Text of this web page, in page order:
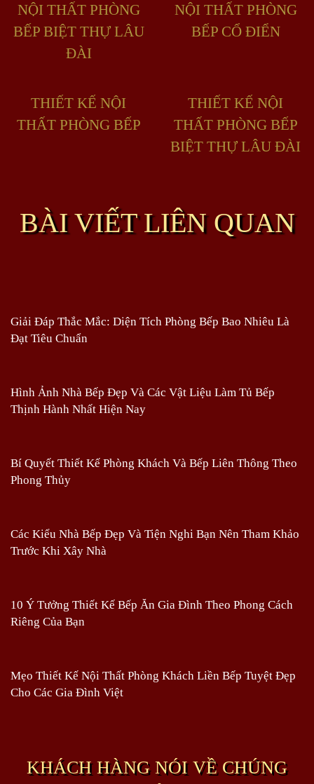
NỘI THẤT PHÒNG
BẾP BIỆT THỰ LÂU
ĐÀI
NỘI THẤT PHÒNG
BẾP CỔ ĐIỂN
THIẾT KẾ NỘI
THẤT PHÒNG BẾP
THIẾT KẾ NỘI
THẤT PHÒNG BẾP
BIỆT THỰ LÂU ĐÀI
BÀI VIẾT LIÊN QUAN
Giải Đáp Thắc Mắc: Diện Tích Phòng Bếp Bao Nhiêu Là
Đạt Tiêu Chuẩn
Hình Ảnh Nhà Bếp Đẹp Và Các Vật Liệu Làm Tủ Bếp
Thịnh Hành Nhất Hiện Nay
Bí Quyết Thiết Kế Phòng Khách Và Bếp Liên Thông Theo
Phong Thủy
Các Kiểu Nhà Bếp Đẹp Và Tiện Nghi Bạn Nên Tham Khảo
Trước Khi Xây Nhà
10 Ý Tưởng Thiết Kế Bếp Ăn Gia Đình Theo Phong Cách
Riêng Của Bạn
Mẹo Thiết Kế Nội Thất Phòng Khách Liền Bếp Tuyệt Đẹp
Cho Các Gia Đình Việt
KHÁCH HÀNG NÓI VỀ CHÚNG